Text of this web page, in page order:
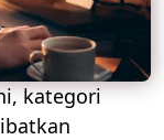
kategori